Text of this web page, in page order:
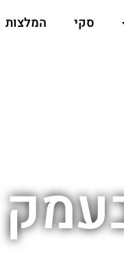
סקי
המלצות